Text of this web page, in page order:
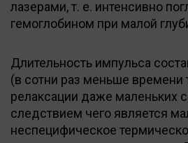
лазерами, т. е. интенсивно
гемоглобином при малой
Длительность импульса
(в сотни раз меньше времени
релаксации даже маленьких
следствием чего является
неспецифическое